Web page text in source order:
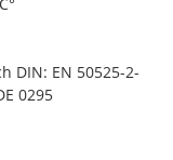
DIN: EN 50525-2-
0295